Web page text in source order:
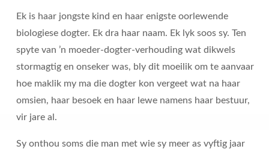
Ek is haar jongste kind en haar enigste oorlewende
biologiese dogter. Ek dra haar naam. Ek lyk soos sy. Ten
spyte van ’n moeder-dogter-verhouding wat dikwels
stormagtig en onseker was, bly dit moeilik om te aanvaar
hoe maklik my ma die dogter kon vergeet wat na haar
omsien, haar besoek en haar lewe namens haar bestuur,
vir jare al.
Sy onthou soms die man met wie sy meer as vyftig jaar